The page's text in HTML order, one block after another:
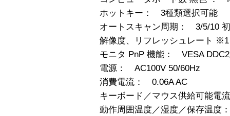
ホットキー： 3種類選択可能
オートスキャン周期： 3/5/10
解像度、リフレッシュレート
モニタ PnP 機能： VESA
電源： AC100V 50/60Hz
消費電流： 0.06A AC
キーボード／マウス供給可能電
動作周囲温度／湿度／保存温